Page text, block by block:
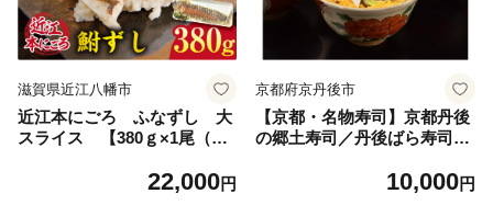
滋賀県近江八幡市
近江本にごろ ふなずし 大
スライス 【380ｇ×1尾（ス
22,000円
京都府京丹後市
【京都・名物寿司】京都丹後
の郷土寿司／丹後ばら寿司セ
ばら寿司 ばらずし 簡単晩御
10,000円